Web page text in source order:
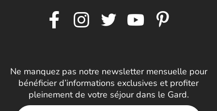
Ne manquez pas notre newsletter mensuelle pour
bénéficier d’informations exclusives et profiter
pleinement de votre séjour dans le Gard.